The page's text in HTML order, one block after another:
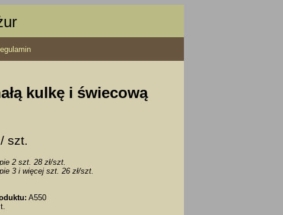
kulkę i świecową
/ szt.
2 szt. 28 zł/szt.
3 i więcej szt. 26 zł/szt.
A550